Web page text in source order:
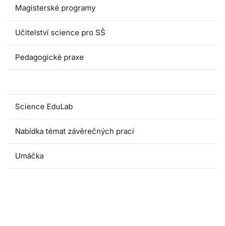
Magisterské programy
Učitelství science pro SŠ
Pedagogické praxe
Science EduLab
Nabídka témat závěrečných prací
Umáčka